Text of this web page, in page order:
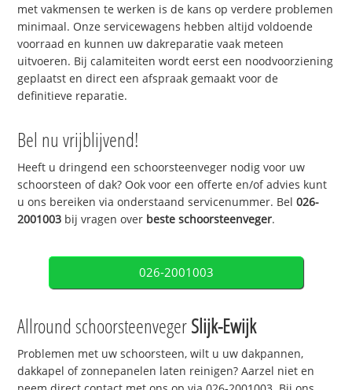
met vakmensen te werken is de kans op verdere problemen
minimaal. Onze servicewagens hebben altijd voldoende
voorraad en kunnen uw dakreparatie vaak meteen
uitvoeren. Bij calamiteiten wordt eerst een noodvoorziening
geplaatst en direct een afspraak gemaakt voor de
definitieve reparatie.
Bel nu vrijblijvend!
Heeft u dringend een schoorsteenveger nodig voor uw
schoorsteen of dak? Ook voor een offerte en/of advies kunt
u ons bereiken via onderstaand servicenummer. Bel026-
2001003 bij vragen over beste schoorsteenveger.
026-2001003
Allround schoorsteenvegerSlijk-Ewijk
Problemen met uw schoorsteen, wilt u uw dakpannen,
dakkapel of zonnepanelen laten reinigen? Aarzel niet en